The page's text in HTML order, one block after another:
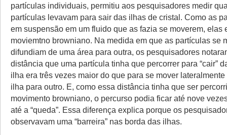
partículas individuais, permitiu aos pesquisadores medir
partículas levavam para sair das ilhas de cristal. Como as
em suspensão em um fluido que as fazia se moverem, elas
moviemtno browniano. Na medida em que as partículas se
difundiam de uma área para outra, os pesquisadores
distância que uma partícula tinha que percorrer para “cair”
ilha era três vezes maior do que para se mover
ilha para outro. E, como essa distância tinha que ser
movimento browniano, o percurso podia ficar até nove
até a “queda”. Essa diferença explica porque os
observavam uma “barreira” nas borda das ilhas.